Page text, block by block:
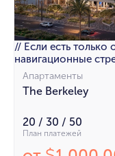
// Если есть
навигационные
Апартаменты
The Berkeley
20 / 30 / 50
План платежей